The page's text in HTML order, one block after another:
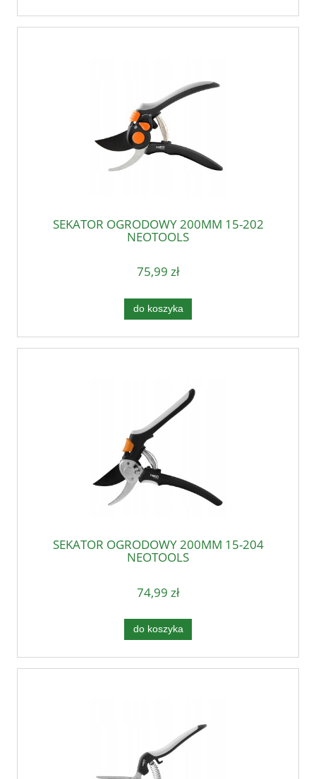
SEKATOR OGRODOWY 200MM 15-202
NEOTOOLS
75,99 zł
do koszyka
SEKATOR OGRODOWY 200MM 15-204
NEOTOOLS
74,99 zł
do koszyka